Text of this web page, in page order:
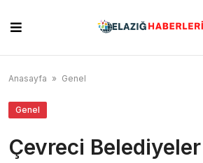
content
Anasayfa » Genel
Genel
Çevreci